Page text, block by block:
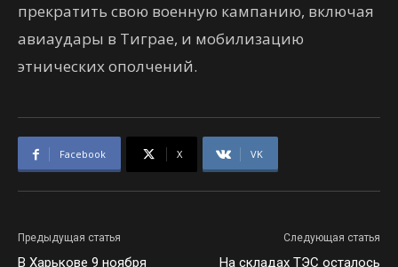
прекратить свою военную кампанию, включая
авиаудары в Тиграе, и мобилизацию
этнических ополчений.
Facebook X VK
Предыдущая статья
В Харькове 9 ноября
Следующая статья
На складах ТЭС осталось